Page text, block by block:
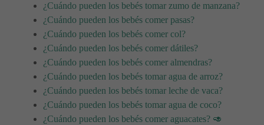
¿Cuándo pueden los bebés tomar zumo de manzana?
¿Cuándo pueden los bebés comer pasas?
¿Cuándo pueden los bebés comer col?
¿Cuándo pueden los bebés comer dátiles?
¿Cuándo pueden los bebés comer almendras?
¿Cuándo pueden los bebés tomar agua de arroz?
¿Cuándo pueden los bebés tomar leche de vaca?
¿Cuándo pueden los bebés tomar agua de coco?
¿Cuándo pueden los bebés comer aguacates? 🥑